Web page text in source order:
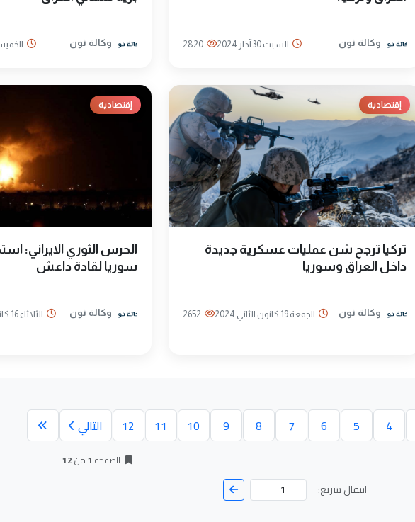
وكالة نون السبت 30 آذار 2024 2820 وكالة نون الخميس 07
إقتصادية
تركيا ترجح شن عمليات عسكرية جديدة
داخل العراق وسوريا
وكالة نون الجمعة 19 كانون الثاني 2024 2652
إقتصادية
الحرس الثوري الايراني:
سوريا لقادة داعش
وكالة نون الثلاثاء 16 كانون الثاني 2024
4
5
6
7
8
9
10
11
12 التالي
الصفحة 1من12
انتقال سريع: